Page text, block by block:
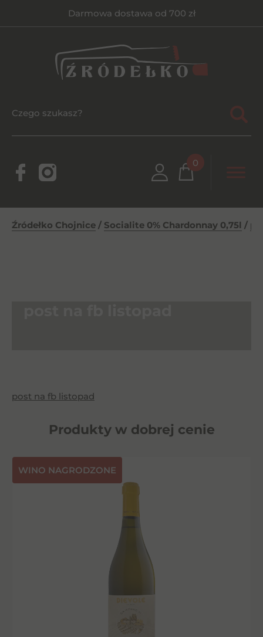
Darmowa dostawa od 700 zł
0
Źródełko Chojnice / Socialite 0% Chardonnay 0,75l /
post na fb listopad
Produkty w dobrej cenie
⁠WINO NAGRODZONE